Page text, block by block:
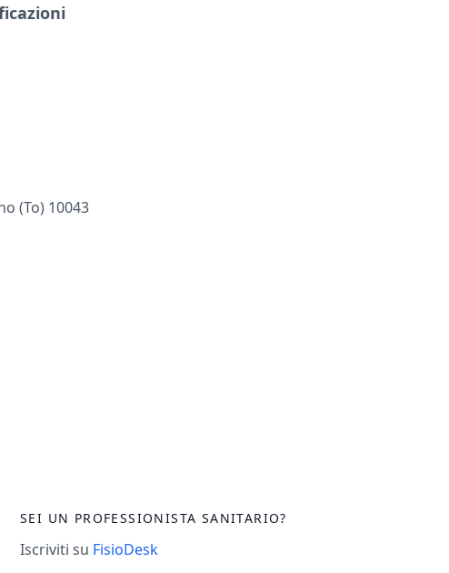
(to) 10043
SEI UN PROFESSIONISTA SANITARIO?
Iscriviti su FisioDesk